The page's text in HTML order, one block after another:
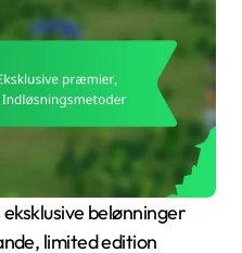
limited edition